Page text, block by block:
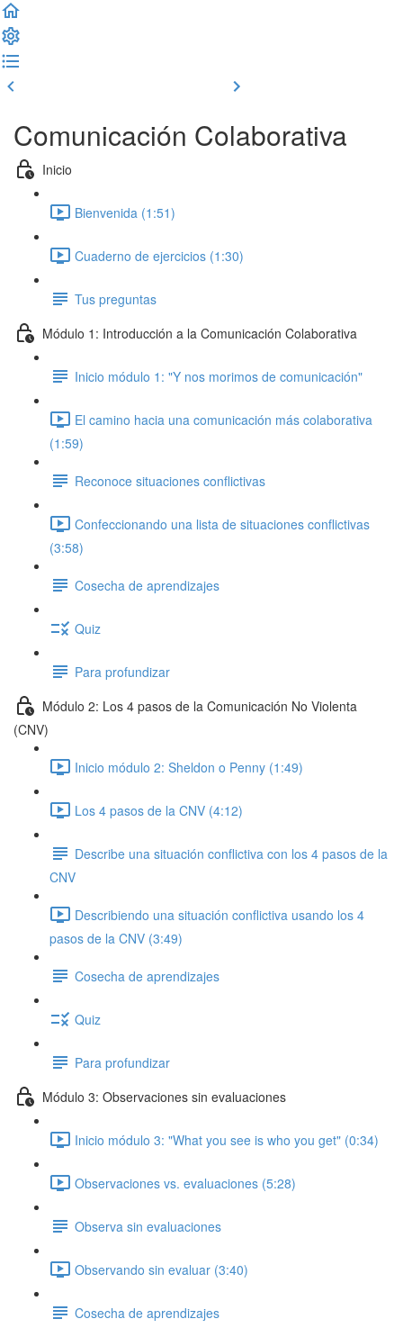
Comunicación Colaborativa
Inicio
Bienvenida (1:51)
Cuaderno de ejercicios (1:30)
Tus preguntas
Módulo 1: Introducción a la Comunicación Colaborativa
Inicio módulo 1: "Y nos morimos de comunicación"
El camino hacia una comunicación más colaborativa
(1:59)
Reconoce situaciones conflictivas
Confeccionando una lista de situaciones conflictivas
(3:58)
Cosecha de aprendizajes
Quiz
Para profundizar
Módulo 2: Los 4 pasos de la Comunicación No Violenta
(CNV)
Inicio módulo 2: Sheldon o Penny (1:49)
Los 4 pasos de la CNV (4:12)
Describe una situación conflictiva con los 4 pasos de la
CNV
Describiendo una situación conflictiva usando los 4
pasos de la CNV (3:49)
Cosecha de aprendizajes
Quiz
Para profundizar
Módulo 3: Observaciones sin evaluaciones
Inicio módulo 3: "What you see is who you get" (0:34)
Observaciones vs. evaluaciones (5:28)
Observa sin evaluaciones
Observando sin evaluar (3:40)
Cosecha de aprendizajes